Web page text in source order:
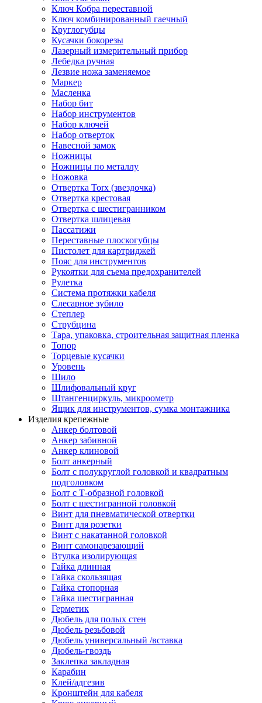
Ключ Кобра переставной
Ключ комбинированный гаечный
Круглогубцы
Кусачки бокорезы
Лазерный измерительный прибор
Лебедка ручная
Лезвие ножа заменяемое
Маркер
Масленка
Набор бит
Набор инструментов
Набор ключей
Набор отверток
Навесной замок
Ножницы
Ножницы по металлу
Ножовка
Отвертка Torx (звездочка)
Отвертка крестовая
Отвертка с шестигранником
Отвертка шлицевая
Пассатижи
Переставные плоскогубцы
Пистолет для картриджей
Пояс для инструментов
Рукоятки для съема предохранителей
Рулетка
Система протяжки кабеля
Слесарное зубило
Степлер
Струбцина
Тара, упаковка, строительная защитная пленка
Топор
Торцевые кусачки
Уровень
Шило
Шлифовальный круг
Штангенциркуль, микроометр
Ящик для инструментов, сумка монтажника
Изделия крепежные
Анкер болтовой
Анкер забивной
Анкер клиновой
Болт анкерный
Болт с полукруглой головкой и квадратным
подголовком
Болт с Т-образной головкой
Болт с шестигранной головкой
Винт для пневматической отвертки
Винт для розетки
Винт с накатанной головкой
Винт самонарезающий
Втулка изолирующая
Гайка длинная
Гайка скользящая
Гайка стопорная
Гайка шестигранная
Герметик
Дюбель для полых стен
Дюбель резьбовой
Дюбель универсальный /вставка
Дюбель-гвоздь
Заклепка закладная
Карабин
Клей/адгезив
Кронштейн для кабеля